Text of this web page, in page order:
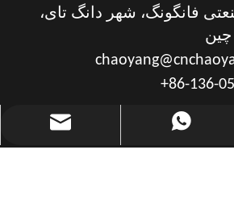
فانگونگ، شهر دانگ تای،
چین
+86-136-0511-0389